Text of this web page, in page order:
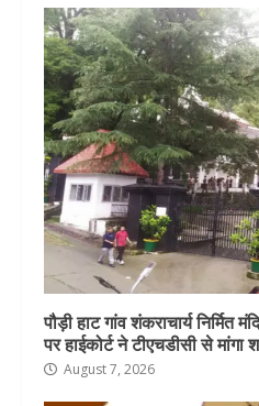
पौड़ी हाट गांव शंकराचार्य निर्मित
पर हाईकोर्ट ने टीएचडीसी से मांगा
August 7, 2026